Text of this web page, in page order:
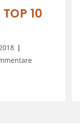
10